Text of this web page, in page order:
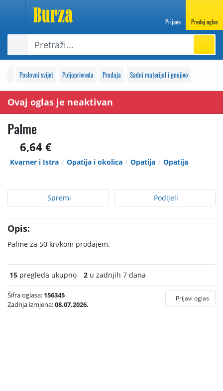
Prijava Predaj oglas
Poslovni svijet Poljoprivreda Prodaja Sadni materijal i gnojivo
Ovaj oglas je neaktivan
Palme
6,64 €
Kvarner i Istra Opatija i okolica Opatija Opatija
Spremi Podijeli
Opis:
Palme za 50 kn/kom prodajem.
15 pregleda ukupno 2 u zadnjih 7 dana
Šifra oglasa: 156345
Zadnja izmjena:08.07.2026.
Prijavi oglas